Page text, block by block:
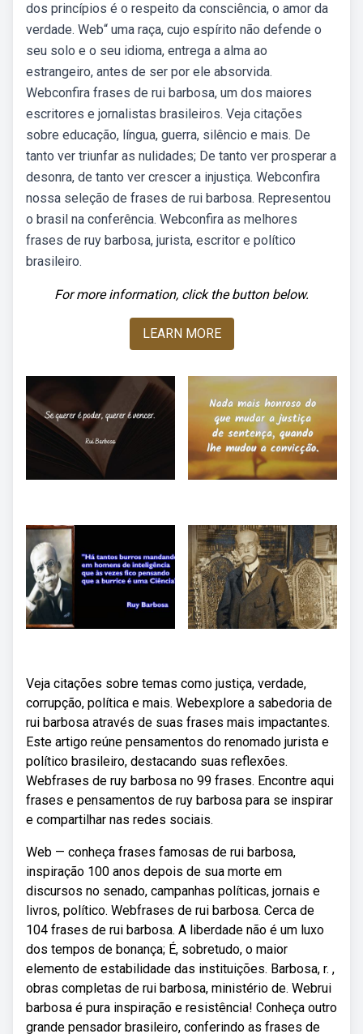
dos princípios é o respeito da consciência, o amor da
verdade. Web“ uma raça, cujo espírito não defende o
seu solo e o seu idioma, entrega a alma ao
estrangeiro, antes de ser por ele absorvida.
Webconfira frases de rui barbosa, um dos maiores
escritores e jornalistas brasileiros. Veja citações
sobre educação, língua, guerra, silêncio e mais. De
tanto ver triunfar as nulidades; De tanto ver prosperar a
desonra, de tanto ver crescer a injustiça. Webconfira
nossa seleção de frases de rui barbosa. Representou
o brasil na conferência. Webconfira as melhores
frases de ruy barbosa, jurista, escritor e político
brasileiro.
For more information, click the button below.
LEARN MORE
Veja citações sobre temas como justiça, verdade,
corrupção, política e mais. Webexplore a sabedoria de
rui barbosa através de suas frases mais impactantes.
Este artigo reúne pensamentos do renomado jurista e
político brasileiro, destacando suas reflexões.
Webfrases de ruy barbosa no 99 frases. Encontre aqui
frases e pensamentos de ruy barbosa para se inspirar
e compartilhar nas redes sociais.
Web — conheça frases famosas de rui barbosa,
inspiração 100 anos depois de sua morte em
discursos no senado, campanhas políticas, jornais e
livros, político. Webfrases de rui barbosa. Cerca de
104 frases de rui barbosa. A liberdade não é um luxo
dos tempos de bonança; É, sobretudo, o maior
elemento de estabilidade das instituições. Barbosa, r. ,
obras completas de rui barbosa, ministério de. Webrui
barbosa é pura inspiração e resistência! Conheça outro
grande pensador brasileiro, conferindo as frases de